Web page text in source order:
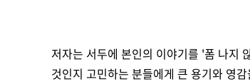
저자는 서두에 본인의 이야기를 '폼 나지
것인지 고민하는 분들에게 큰 용기와 영